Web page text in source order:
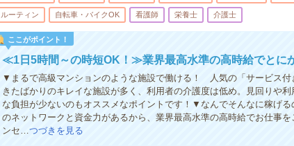
ルーティン 自転車・バイクOK 看護師 栄養士 介護士
ここがポイント！
≪1日5時間～の時短OK！≫業界最高水準の高時給でとに
▼まるで高級マンションのような施設で働ける！ 人気の「サービス付
きたばかりのキレイな施設が多く、利用者の介護度は低め。見回りや
な負担が少ないのもオススメなポイントです！▼なんでそんなに稼げ
のネットワークと資金力があるから、業界最高水準の高時給でお仕事
ンセ…つづきを見る